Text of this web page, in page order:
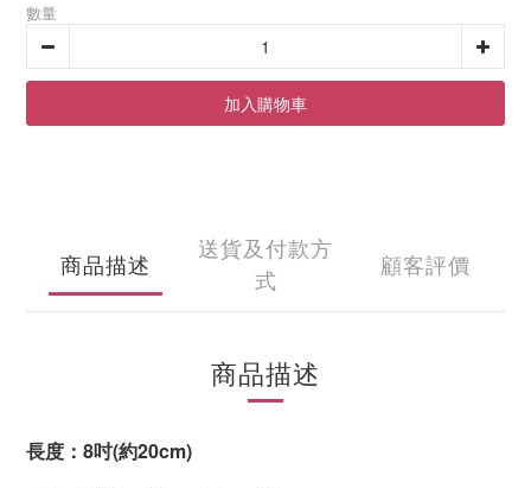
數量
加入購物車
商品描述
送貨及付款方
式
顧客評價
商品描述
長度：8吋(約20cm)